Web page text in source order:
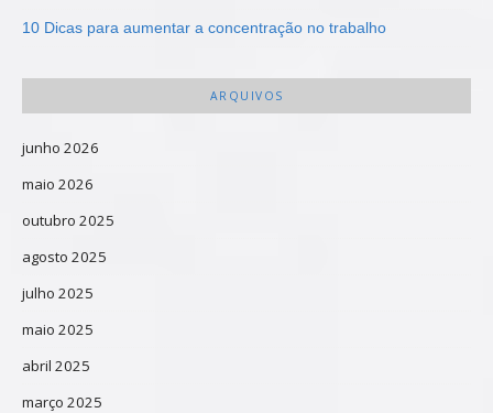
10 Dicas para aumentar a concentração no trabalho
ARQUIVOS
junho 2026
maio 2026
outubro 2025
agosto 2025
julho 2025
maio 2025
abril 2025
março 2025